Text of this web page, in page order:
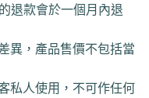
退款會於一個月內退
異，產品售價不包括當
私人使用，不可作任何